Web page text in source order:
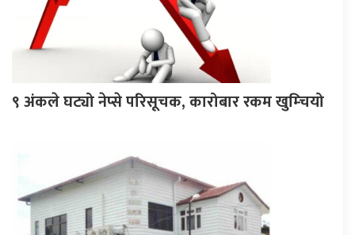
९ अंकले घट्यो नेप्से परिसूचक, कारोबार रकम खुम्चियो